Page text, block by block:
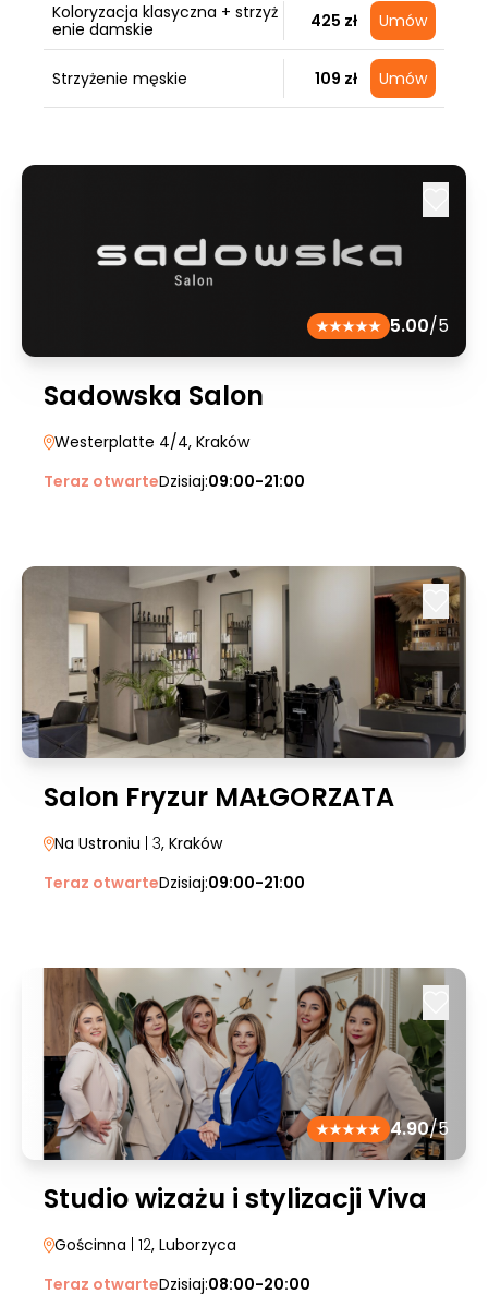
Koloryzacja klasyczna + strzyż
enie damskie
425 zł Umów
Strzyżenie męskie 109 zł Umów
5.00/5
Sadowska Salon
Westerplatte 4/4, Kraków
Teraz otwarteDzisiaj:09:00-21:00
Salon Fryzur MAŁGORZATA
Na Ustroniu | 3, Kraków
Teraz otwarteDzisiaj:09:00-21:00
4.90/5
Studio wizażu i stylizacji Viva
Gościnna | 12, Luborzyca
Teraz otwarteDzisiaj:08:00-20:00